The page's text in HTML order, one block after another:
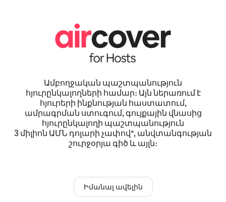
Ամբողջական պաշտպանություն
հյուրընկալողների համար։ Այն ներառում է
հյուրերի ինքնության հաստատում,
ամրագրման ստուգում, գույքային վնասից
հյուրընկալողի պաշտպանություն
3 միլիոն ԱՄՆ դոլարի չափով*, անվտանգության
շուրջօրյա գիծ և այլն։
Իմանալ ավելին